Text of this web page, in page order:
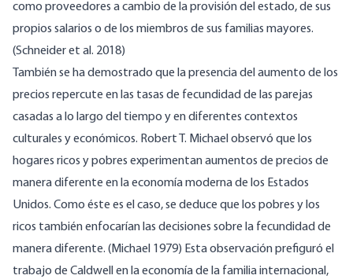
como proveedores a cambio de la provisión del estado, de sus
propios salarios o de los miembros de sus familias mayores.
(Schneider et al. 2018)
También se ha demostrado que la presencia del aumento de los
precios repercute en las tasas de fecundidad de las parejas
casadas a lo largo del tiempo y en diferentes contextos
culturales y económicos. Robert T. Michael observó que los
hogares ricos y pobres experimentan aumentos de precios de
manera diferente en la economía moderna de los Estados
Unidos. Como éste es el caso, se deduce que los pobres y los
ricos también enfocarían las decisiones sobre la fecundidad de
manera diferente. (Michael 1979) Esta observación prefiguró el
trabajo de Caldwell en la economía de la familia internacional,